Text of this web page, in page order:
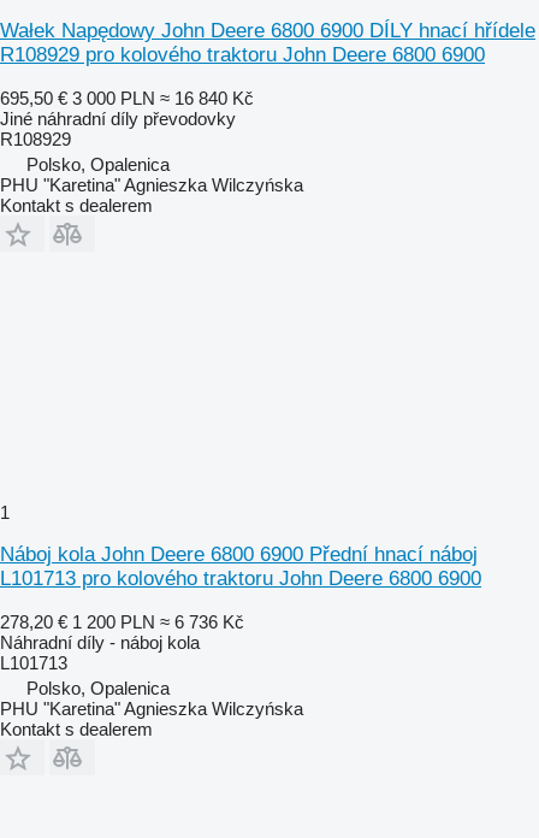
Wałek Napędowy John Deere 6800 6900 DÍLY hnací hřídele
R108929 pro kolového traktoru John Deere 6800 6900
695,50 € 3 000 PLN ≈ 16 840 Kč
Jiné náhradní díly převodovky
R108929
Polsko, Opalenica
PHU "Karetina" Agnieszka Wilczyńska
Kontakt s dealerem
1
Náboj kola John Deere 6800 6900 Přední hnací náboj
L101713 pro kolového traktoru John Deere 6800 6900
278,20 € 1 200 PLN ≈ 6 736 Kč
Náhradní díly - náboj kola
L101713
Polsko, Opalenica
PHU "Karetina" Agnieszka Wilczyńska
Kontakt s dealerem